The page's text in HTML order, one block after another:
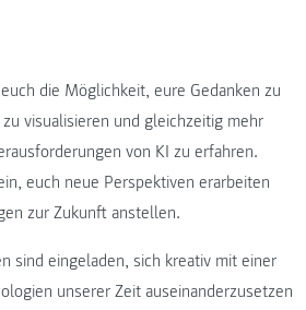
die Möglichkeit, eure Gedanken zu
visualisieren und gleichzeitig mehr
von KI zu erfahren.
euch neue Perspektiven erarbeiten
zur Zukunft anstellen.
sind eingeladen, sich kreativ mit einer
unserer Zeit auseinanderzusetzen